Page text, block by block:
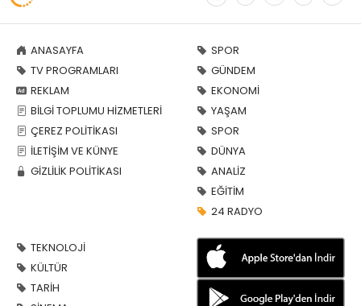
ANASAYFA
TV PROGRAMLARI
REKLAM
BİLGİ TOPLUMU HİZMETLERİ
ÇEREZ POLİTİKASI
İLETİŞİM VE KÜNYE
GİZLİLİK POLİTİKASI
SPOR
GÜNDEM
EKONOMİ
YAŞAM
SPOR
DÜNYA
ANALİZ
EĞİTİM
24 RADYO
TEKNOLOJİ
KÜLTÜR
TARİH